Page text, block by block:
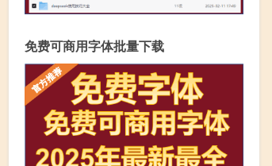
免费可商用字体批量下载